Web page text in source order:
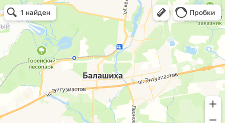
Планета кровли
Кровля и кровельные материалы в Балашихе
Окна в Балашихе